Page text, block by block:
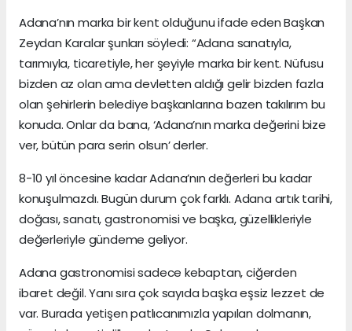
Adana’nın marka bir kent olduğunu ifade eden Başkan
Zeydan Karalar şunları söyledi: “Adana sanatıyla,
tarımıyla, ticaretiyle, her şeyiyle marka bir kent. Nüfusu
bizden az olan ama devletten aldığı gelir bizden fazla
olan şehirlerin belediye başkanlarına bazen takılırım bu
konuda. Onlar da bana, ‘Adana’nın marka değerini bize
ver, bütün para serin olsun’ derler.
8-10 yıl öncesine kadar Adana’nın değerleri bu kadar
konuşulmazdı. Bugün durum çok farklı. Adana artık tarihi,
doğası, sanatı, gastronomisi ve başka, güzellikleriyle
değerleriyle gündeme geliyor.
Adana gastronomisi sadece kebaptan, ciğerden
ibaret değil. Yanı sıra çok sayıda başka eşsiz lezzet de
var. Burada yetişen patlıcanımızla yapılan dolmanın,